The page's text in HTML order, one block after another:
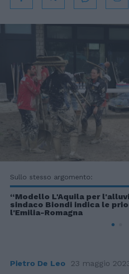
Sullo stesso argomento:
“Modello L'Aquila per
sindaco Biondi indica le
l'Emilia-Romagna
Pietro De Leo 23 maggio